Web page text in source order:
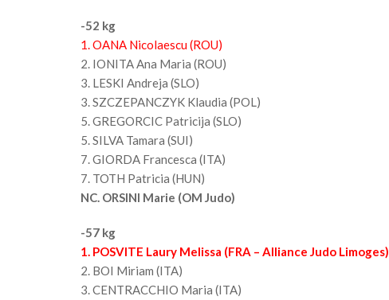
-52 kg
1. OANA Nicolaescu (ROU)
2. IONITA Ana Maria (ROU)
3. LESKI Andreja (SLO)
3. SZCZEPANCZYK Klaudia (POL)
5. GREGORCIC Patricija (SLO)
5. SILVA Tamara (SUI)
7. GIORDA Francesca (ITA)
7. TOTH Patricia (HUN)
NC. ORSINI Marie (OM Judo)
-57 kg
1. POSVITE Laury Melissa (FRA – Alliance Judo Limoges)
2. BOI Miriam (ITA)
3. CENTRACCHIO Maria (ITA)